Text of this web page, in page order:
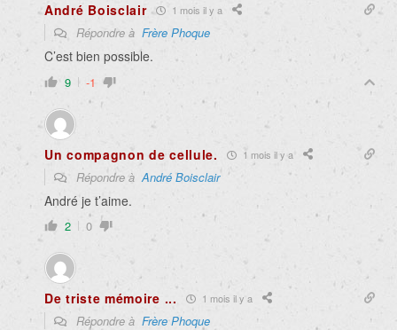
André Boisclair 1 mois il y a
Répondre à Frère Phoque
C’est bien possible.
9 -1
Un compagnon de cellule. 1 mois il y a
Répondre àAndré Boisclair
André je t’aime.
2 0
De triste mémoire ... 1 mois il y a
Répondre à Frère Phoque